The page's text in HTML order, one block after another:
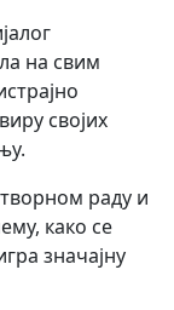
на свим
својих
раду и
како се
значајну